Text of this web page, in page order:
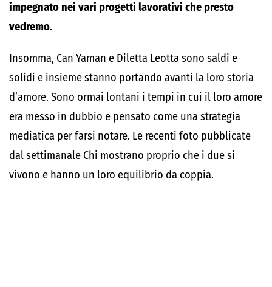
impegnato nei vari progetti lavorativi che presto
vedremo.
Insomma, Can Yaman e Diletta Leotta sono saldi e
solidi e insieme stanno portando avanti la loro storia
d’amore. Sono ormai lontani i tempi in cui il loro amore
era messo in dubbio e pensato come una strategia
mediatica per farsi notare. Le recenti foto pubblicate
dal settimanale Chi mostrano proprio che i due si
vivono e hanno un loro equilibrio da coppia.